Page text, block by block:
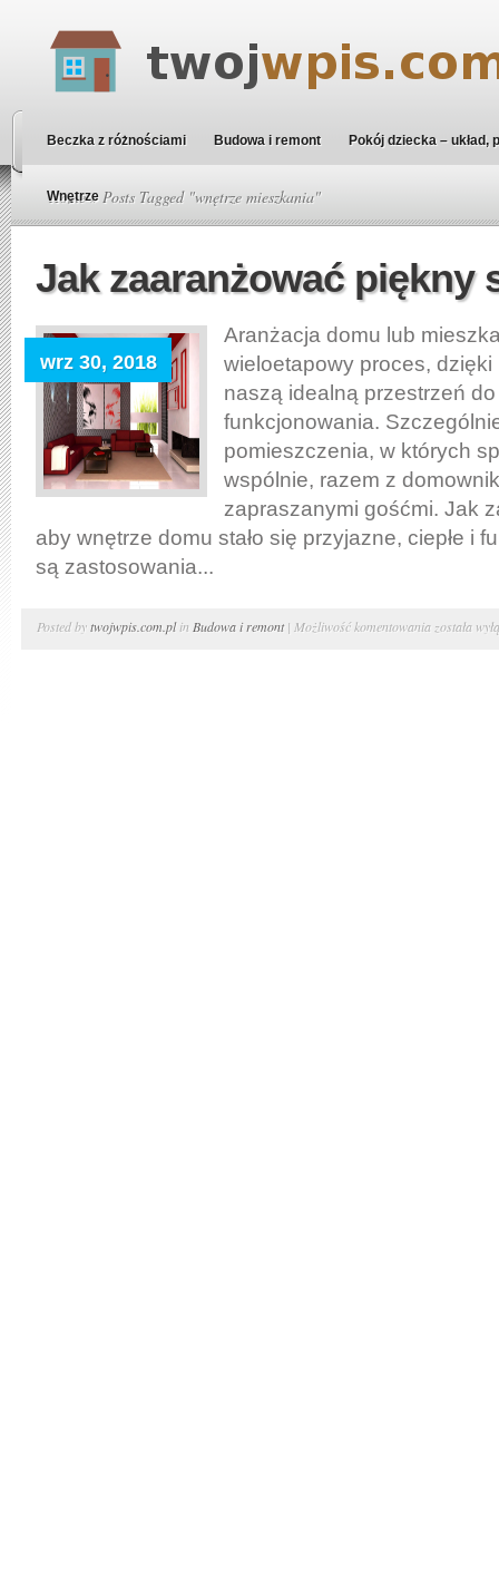
Beczka z różnościami Budowa i remont Pokój dziecka – układ,
Wnętrze
Home» Posts Tagged "wnętrze mieszkania"
Jak zaaranżować piękny
wrz 30, 2018
Aranżacja domu lub
wieloetapowy proces,
naszą idealną przestrzeń
funkcjonowania.
pomieszczenia, w których
wspólnie, razem z
zapraszanymi gośćmi. Jak
aby wnętrze domu stało się przyjazne, ciepłe i
są zastosowania...
Posted bytwojwpis.com.plin Budowa i remont| Możliwość komentowania Jak
została